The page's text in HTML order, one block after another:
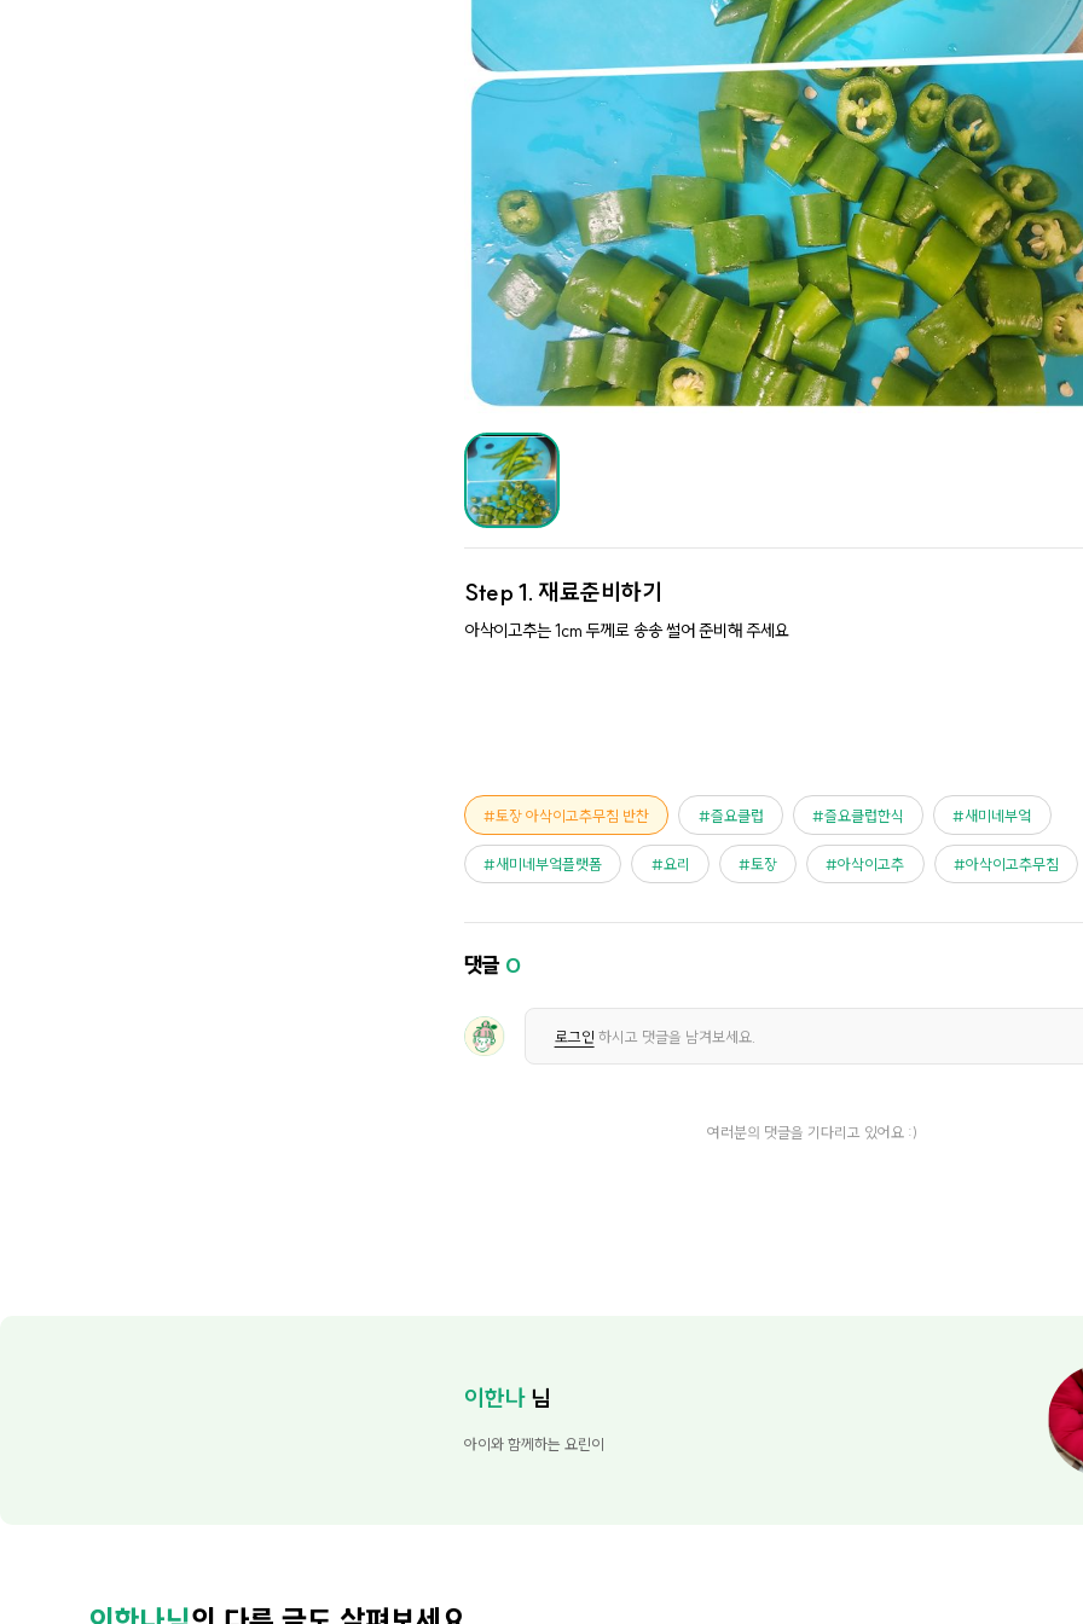
Step 1. 재료준비하기
아삭이고추는 1cm 두께로 송송 썰어 준비해 주세요
토장 아삭이고추무침 반찬 즐요클럽 즐요클럽한식 새미네부엌
새미네부엌플랫폼 요리 토장 아삭이고추 아삭이고추무침
댓글 0
로그인 하시고 댓글을 남겨보세요.
여러분의 댓글을 기다리고 있어요 :)
이한나 님
아이와 함께하는 요린이